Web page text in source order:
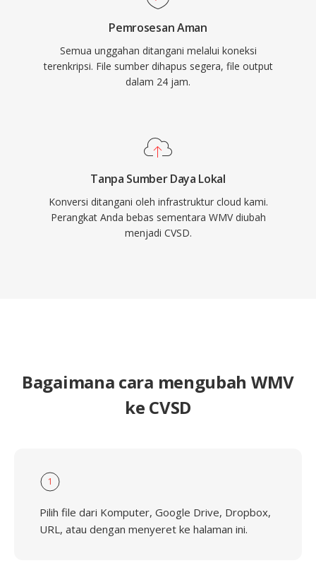
Pemrosesan Aman
Semua unggahan ditangani melalui koneksi
terenkripsi. File sumber dihapus segera, file output
dalam 24 jam.
Tanpa Sumber Daya Lokal
Konversi ditangani oleh infrastruktur cloud kami.
Perangkat Anda bebas sementara WMV diubah
menjadi CVSD.
Bagaimana cara mengubah WMV
ke CVSD
1
Pilih file dari Komputer, Google Drive, Dropbox,
URL, atau dengan menyeret ke halaman ini.